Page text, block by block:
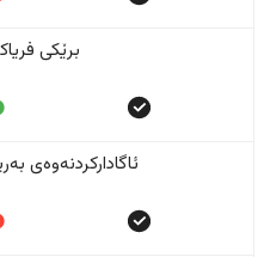
برێکی
ئاگادارکردنەوەی